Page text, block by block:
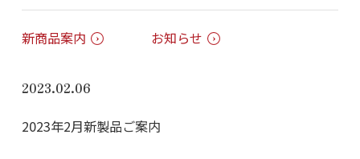
新商品案内 お知らせ
2023.02.06
2023年2月新製品ご案内